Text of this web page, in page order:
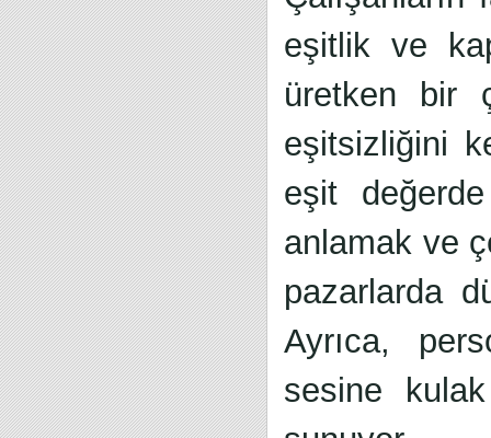
eşitlik ve
üretken bir
eşitsizliğini
eşit
anlamak ve
pazarlarda
Ayrıca,
sesine